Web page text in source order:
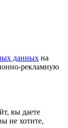
данных на
рекламную
вы даете
не хотите,